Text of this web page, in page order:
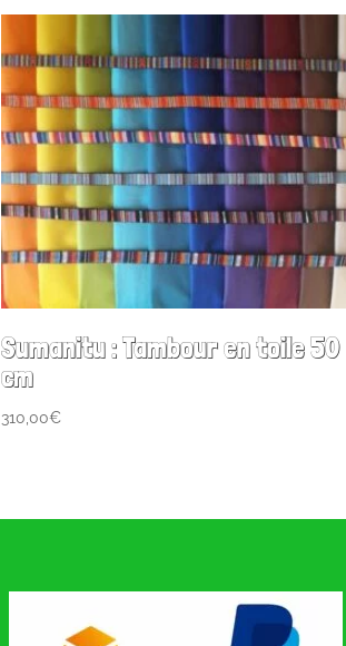
Sumanitu : Tambour en toile 50
cm
310,00€